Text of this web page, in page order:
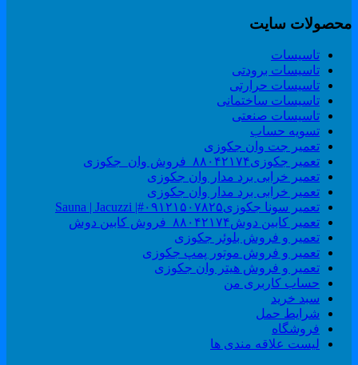
سایت
تاسیسات
تاسیسات برودتی
تاسیسات حرارتی
تاسیسات ساختمانی
تاسیسات صنعتی
تسویه حساب
تعمیر جت وان جکوزی
تعمیر جکوزی۸۸۰۴۲۱۷۴_فروش وان_جکوزی
تعمیر خرابی برد مدار وان جکوزی
تعمیر خرابی برد مدار وان جکوزی
تعمیر سونا جکوزی۰۹۱۲۱۵۰۷۸۲۵#| Sauna | Jacuzzi
تعمیر کابین دوش۸۸۰۴۲۱۷۴_فروش کابین دوش
تعمیر و فروش بلوئر جکوزی
تعمیر و فروش موتور پمپ جکوزی
تعمیر و فروش هیتر وان جکوزی
حساب کاربری من
سبد خرید
شرایط حمل
فروشگاه
لیست علاقه مندی ها